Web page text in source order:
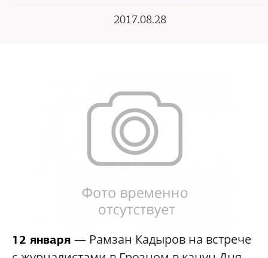
2017.08.28
12 января — Рамзан Кадыров на встрече